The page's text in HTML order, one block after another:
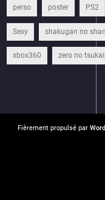
perso poster PS2
Sexy shakugan no
xbox360 zero no
Fièrement propulsé par